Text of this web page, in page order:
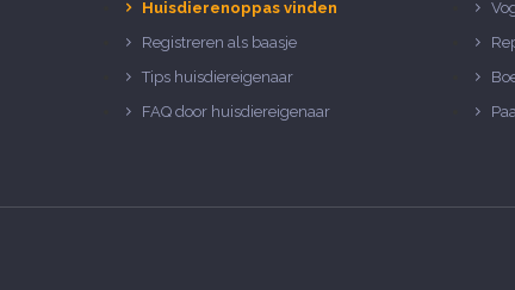
Huisdierenoppas vinden
Registreren als baasje
Tips huisdiereigenaar
FAQ door huisdiereigenaar